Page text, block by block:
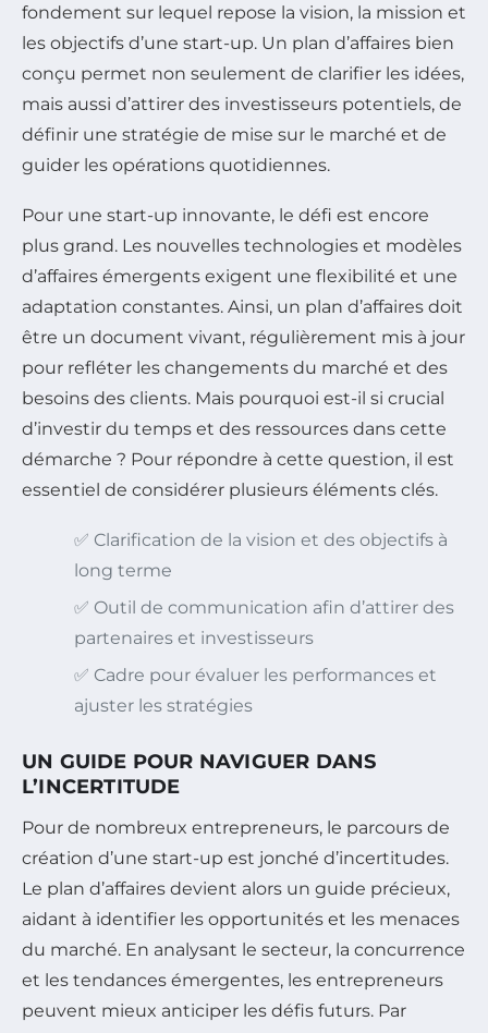
fondement sur lequel repose la vision, la mission et
les objectifs d’une start-up. Un plan d’affaires bien
conçu permet non seulement de clarifier les idées,
mais aussi d’attirer des investisseurs potentiels, de
définir une stratégie de mise sur le marché et de
guider les opérations quotidiennes.
Pour une start-up innovante, le défi est encore
plus grand. Les nouvelles technologies et modèles
d’affaires émergents exigent une flexibilité et une
adaptation constantes. Ainsi, un plan d’affaires doit
être un document vivant, régulièrement mis à jour
pour refléter les changements du marché et des
besoins des clients. Mais pourquoi est-il si crucial
d’investir du temps et des ressources dans cette
démarche ? Pour répondre à cette question, il est
essentiel de considérer plusieurs éléments clés.
✅ Clarification de la vision et des objectifs à
long terme
✅ Outil de communication afin d’attirer des
partenaires et investisseurs
✅ Cadre pour évaluer les performances et
ajuster les stratégies
UN GUIDE POUR NAVIGUER DANS
L’INCERTITUDE
Pour de nombreux entrepreneurs, le parcours de
création d’une start-up est jonché d’incertitudes.
Le plan d’affaires devient alors un guide précieux,
aidant à identifier les opportunités et les menaces
du marché. En analysant le secteur, la concurrence
et les tendances émergentes, les entrepreneurs
peuvent mieux anticiper les défis futurs. Par